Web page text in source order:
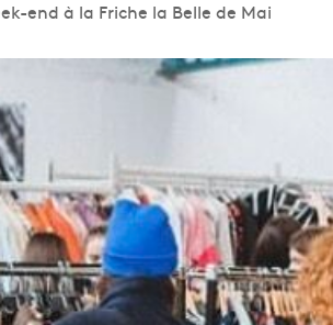
end à la Friche la Belle de Mai